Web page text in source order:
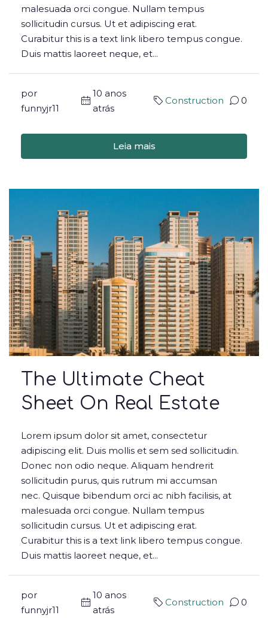
malesuada orci congue. Nullam tempus
sollicitudin cursus. Ut et adipiscing erat.
Curabitur this is a text link libero tempus congue.
Duis mattis laoreet neque, et...
por
funnyjr11
10 anos
atrás
Construction 0
Leia mais
The Ultimate Cheat
Sheet On Real Estate
Lorem ipsum dolor sit amet, consectetur
adipiscing elit. Duis mollis et sem sed sollicitudin.
Donec non odio neque. Aliquam hendrerit
sollicitudin purus, quis rutrum mi accumsan
nec. Quisque bibendum orci ac nibh facilisis, at
malesuada orci congue. Nullam tempus
sollicitudin cursus. Ut et adipiscing erat.
Curabitur this is a text link libero tempus congue.
Duis mattis laoreet neque, et...
por
funnyjr11
10 anos
atrás
Construction 0